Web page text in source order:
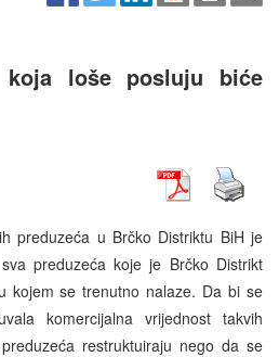
koja loše posluju biće
preduzeća u Brčko Distriktu BiH je
preduzeća koje je Brčko Distrikt
kojem se trenutno nalaze. Da bi se
komercijalna vrijednost takvih
restruktuiraju nego da se